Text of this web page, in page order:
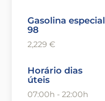
Gasolina especial
98
2,229 €
Horário dias
úteis
07:00h - 22:00h